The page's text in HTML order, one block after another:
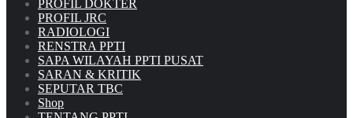
PROFIL DOKTER
PROFIL JRC
RADIOLOGI
RENSTRA PPTI
SAPA WILAYAH PPTI PUSAT
SARAN & KRITIK
SEPUTAR TBC
Shop